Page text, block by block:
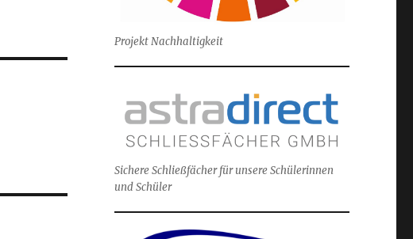
Projekt Nachhaltigkeit
Sichere Schließfächer für unsere Schülerinnen
und Schüler